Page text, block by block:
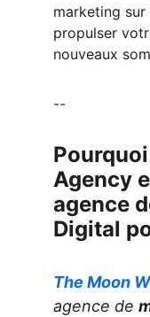
marketing
propulser
nouveaux
--
Agency
agence
Digital
The Moon
agence de